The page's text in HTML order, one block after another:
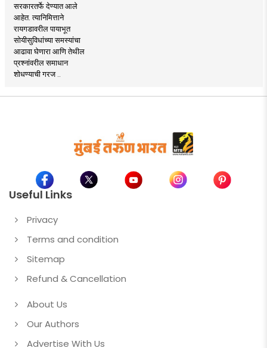
सरकारतर्फे देण्यात आले
आहेत. त्यानिमित्ताने
रायगडावरील पायाभूत
सोयीसुविधांच्या समस्यांचा
आढावा घेणारा आणि तेथील
प्रश्नांवरील समाधान
शोधण्याची गरज ..
Useful Links
Privacy
Terms and condition
Sitemap
Refund & Cancellation
About Us
Our Authors
Advertise With Us